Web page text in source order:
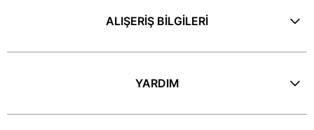
ALIŞERİŞ BİLGİLERİ
YARDIM